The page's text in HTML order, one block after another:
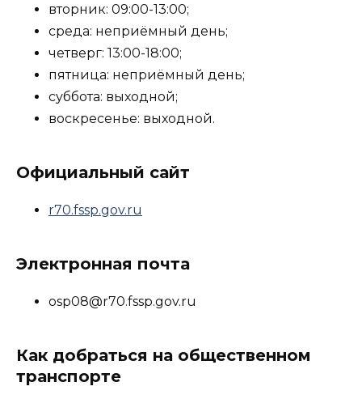
вторник: 09:00-13:00;
среда: неприёмный день;
четверг: 13:00-18:00;
пятница: неприёмный день;
суббота: выходной;
воскресенье: выходной.
Официальный сайт
r70.fssp.gov.ru
Электронная почта
osp08@r70.fssp.gov.ru
Как добраться на общественном
транспорте